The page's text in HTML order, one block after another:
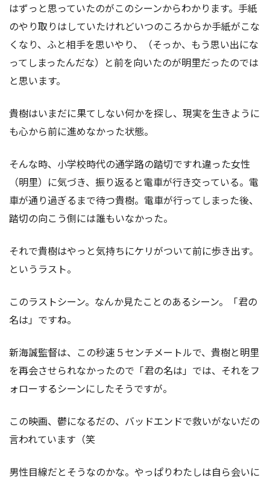
はずっと思っていたのがこのシーンからわかります。手紙
のやり取りはしていたけれどいつのころからか手紙がこな
くなり、ふと相手を思いやり、（そっか、もう思い出にな
ってしまったんだな）と前を向いたのが明里だったのでは
と思います。
貴樹はいまだに果てしない何かを探し、現実を生きように
も心から前に進めなかった状態。
そんな時、小学校時代の通学路の踏切ですれ違った女性
（明里）に気づき、振り返ると電車が行き交っている。電
車が通り過ぎるまで待つ貴樹。電車が行ってしまった後、
踏切の向こう側には誰もいなかった。
それで貴樹はやっと気持ちにケリがついて前に歩き出す。
というラスト。
このラストシーン。なんか見たことのあるシーン。「君の
名は」ですね。
新海誠監督は、この秒速５センチメートルで、貴樹と明里
を再会させられなかったので「君の名は」では、それをフ
ォローするシーンにしたそうですが。
この映画、鬱になるだの、バッドエンドで救いがないだの
言われています（笑
男性目線だとそうなのかな。やっぱりわたしは自ら会いに